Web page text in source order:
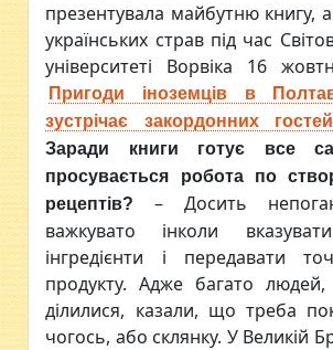
презентувала майбутню книгу,
українських страв під час
університеті Ворвіка 16
Пригоди іноземців в
зустрічає закордонних
Заради книги готує все
просувається робота по
рецептів?
– Досить
важкувато інколи
інгредієнти і передавати
продукту. Адже багато
ділилися, казали, що треба
чогось, або склянку. У Великій